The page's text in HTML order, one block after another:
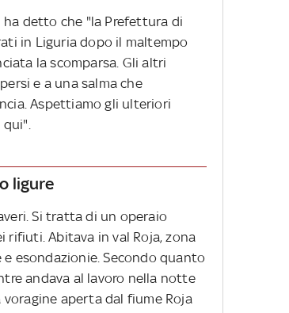
ha detto che "la Prefettura di
in Liguria dopo il maltempo
la scomparsa. Gli altri
e a una salma che
Aspettiamo gli ulteriori
qui".
ligure
Si tratta di un operaio
rifiuti. Abitava in val Roja, zona
esondazionie. Secondo quanto
andava al lavoro nella notte
aperta dal fiume Roja